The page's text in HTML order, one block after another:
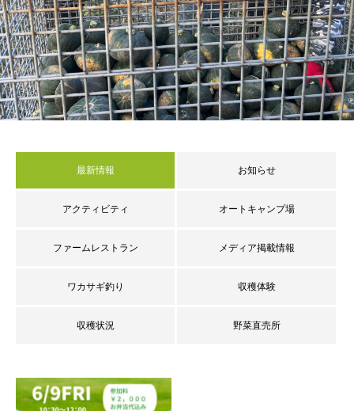
最新情報 お知らせ
アクティビティ オートキャンプ場
ファームレストラン メディア掲載情報
ワカサギ釣り 収穫体験
収穫状況 野菜直売所